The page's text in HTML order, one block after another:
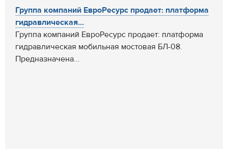
Группа компаний ЕвроРесурс продает: платформа
гидравлическая...
Группа компаний ЕвроРесурс продает: платформа
гидравлическая мобильная мостовая БЛ-08.
Предназначена...